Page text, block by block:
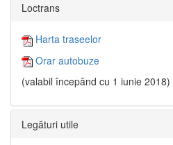
Loctrans
Harta traseelor
Orar autobuze
(valabil începând cu 1 iunie 2018)
Legături utile